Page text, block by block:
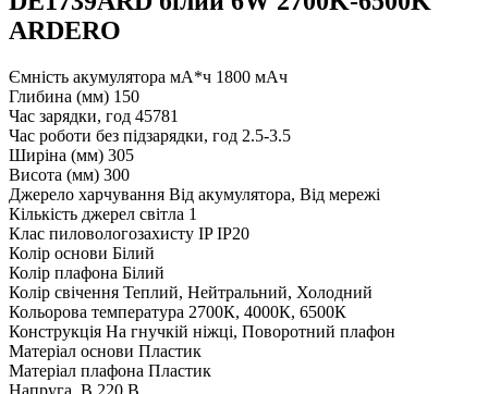
ARDERO
Ємність акумулятора мА*ч 1800 мАч
Глибина (мм) 150
Час зарядки, год 45781
Час роботи без підзарядки, год 2.5-3.5
Ширіна (мм) 305
Висота (мм) 300
Джерело харчування Від акумулятора, Від мережі
Кількість джерел світла 1
Клас пиловологозахисту IP IP20
Колір основи Білий
Колір плафона Білий
Колір свічення Теплий, Нейтральний, Холодний
Кольорова температура 2700К, 4000К, 6500К
Конструкція На гнучкій ніжці, Поворотний плафон
Матеріал основи Пластик
Матеріал плафона Пластик
Напруга, В 220 В